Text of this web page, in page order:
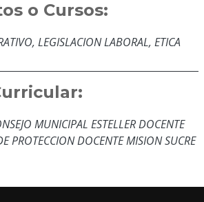
o Cursos:
LEGISLACION LABORAL, ETICA
MUNICIPAL ESTELLER DOCENTE
PROTECCION DOCENTE MISION SUCRE